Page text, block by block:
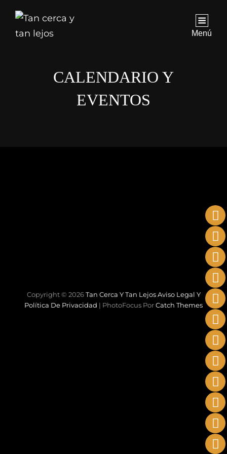
Menú
CALENDARIO Y
EVENTOS
Copyright © 2026Tan Cerca Y Tan Lejos Aviso Legal Y
Política De Privacidad | PhotoFocus PorCatch Themes